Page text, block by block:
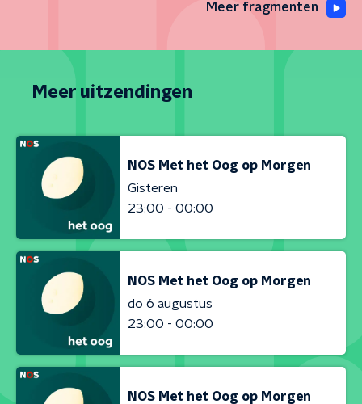
Meer fragmenten
Meer uitzendingen
NOS Met het Oog op Morgen
Gisteren
23:00 - 00:00
NOS Met het Oog op Morgen
do 6 augustus
23:00 - 00:00
NOS Met het Oog op Morgen